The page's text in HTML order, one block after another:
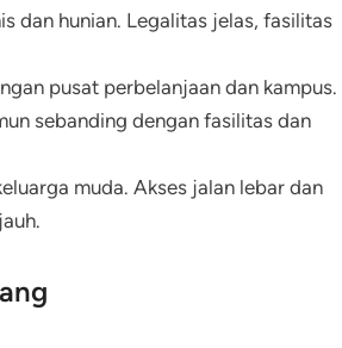
dan hunian. Legalitas jelas, fasilitas
pusat perbelanjaan dan kampus.
sebanding dengan fasilitas dan
muda. Akses jalan lebar dan